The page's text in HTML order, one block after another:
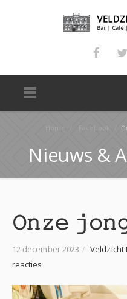
Home Facebook
Nieuws &
12 december 2023 / Veldzicht
reacties